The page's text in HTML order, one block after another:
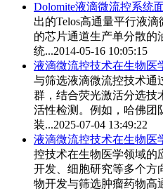
Dolomite液滴微流控系统
出的Telos高通量平行液滴
的芯片通道生产单分散的
统...2014-05-16 10:05:15
液滴微流控技术在生物医
与筛选液滴微流控技术通
群，结合荧光激活分选技
活性检测。例如，哈佛团
装...2025-07-04 13:49:22
液滴微流控技术在生物医
控技术在生物医学领域的
开发、细胞研究等多个方
物开发与筛选‌肿瘤药物高